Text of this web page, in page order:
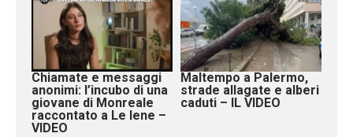
Chiamate e messaggi
anonimi: l’incubo di una
giovane di Monreale
raccontato a Le Iene –
VIDEO
Maltempo a Palermo,
strade allagate e alberi
caduti – IL VIDEO